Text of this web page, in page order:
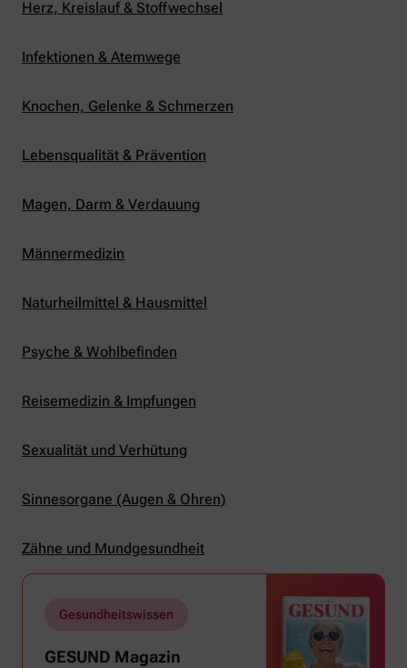
Herz, Kreislauf & Stoffwechsel
Infektionen & Atemwege
Knochen, Gelenke & Schmerzen
Lebensqualität & Prävention
Magen, Darm & Verdauung
Männermedizin
Naturheilmittel & Hausmittel
Psyche & Wohlbefinden
Reisemedizin & Impfungen
Sexualität und Verhütung
Sinnesorgane (Augen & Ohren)
Zähne und Mundgesundheit
Gesundheitswissen
GESUND Magazin